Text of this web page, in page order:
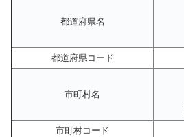
都道府県名
都道府県コード
市町村名
市町村コード